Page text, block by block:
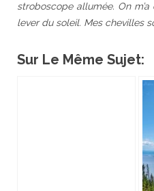
stroboscope allumée. On
lever du soleil. Mes chevilles
Sur Le Même Sujet: